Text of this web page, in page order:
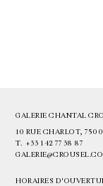
GALERIE CHANTAL
10 RUE CHARLOT,
T. +33 1 42 77 38 87
HORAIRES